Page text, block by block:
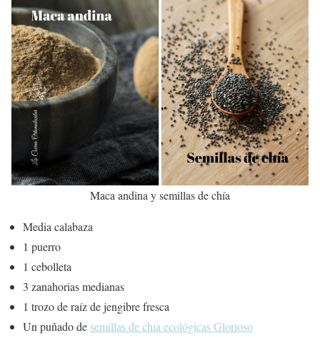
Maca andina y semillas de chía
Media calabaza
1 puerro
1 cebolleta
3 zanahorias medianas
1 trozo de raíz de jengibre fresca
Un puñado de semillas de chía ecológicas Glorioso